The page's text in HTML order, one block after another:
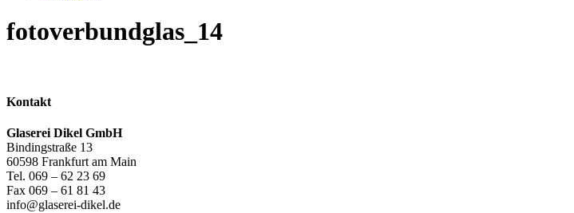
fotoverbundglas_14
Kontakt
Glaserei Dikel GmbH
Bindingstraße 13
60598 Frankfurt am Main
Tel. 069 – 62 23 69
Fax 069 – 61 81 43
info@glaserei-dikel.de